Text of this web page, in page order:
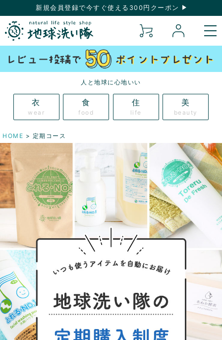
新規会員登録で今すぐ使える300円クーポン
人と地球に心地いい
衣
wear
食
food
住
life
美
beauty
HOME 定期コース